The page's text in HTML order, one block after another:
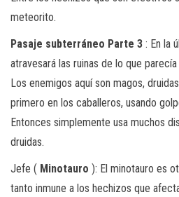
meteorito.
Pasaje subterráneo Parte 3 : En la
atravesará las ruinas de lo que
Los enemigos aquí son magos,
primero en los caballeros, usando
Entonces simplemente usa muchos
druidas.
Jefe ( Minotauro ): El minotauro es
tanto inmune a los hechizos que